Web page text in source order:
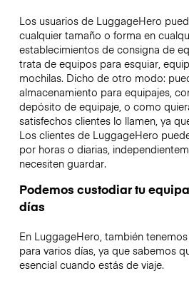
Los usuarios de LuggageHero
cualquier tamaño o forma en
establecimientos de consigna de
trata de equipos para esquiar,
mochilas. Dicho de otro modo:
almacenamiento para equipajes,
depósito de equipaje, o como
satisfechos clientes lo llamen, ya
Los clientes de LuggageHero
por horas o diarias,
necesiten guardar.
Podemos custodiar tu
días
En LuggageHero, también
para varios días, ya que sabemos
esencial cuando estás de viaje.